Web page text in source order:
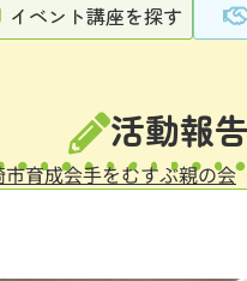
イベント講座を探す
活動報
市育成会手をむすぶ親の会